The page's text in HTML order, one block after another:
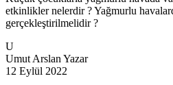
etkinlikler nelerdir ? Yağmurlu
gerçekleştirilmelidir ?
U
Umut Arslan Yazar
12 Eylül 2022